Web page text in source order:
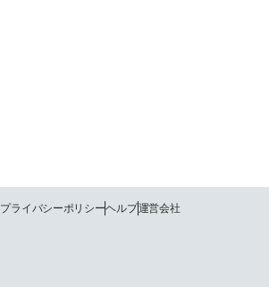
プライバシーポリシーヘルプ運営会社